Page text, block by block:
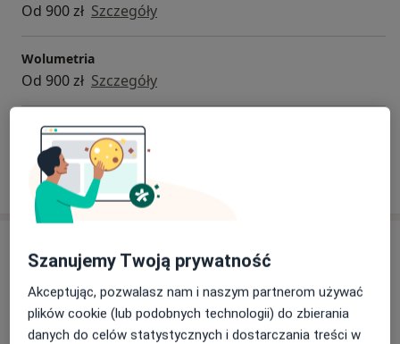
Od 900 zł Szczegóły
Wolumetria
Od 900 zł Szczegóły
+ 25 usług
W jaki sposób ustalane są ceny?
Adres 1 Adres 2 Online Adres 3
Szanujemy Twoją prywatność
Akceptując, pozwalasz nam i naszym partnerom używać
plików cookie (lub podobnych technologii) do zbierania
danych do celów statystycznych i dostarczania treści w